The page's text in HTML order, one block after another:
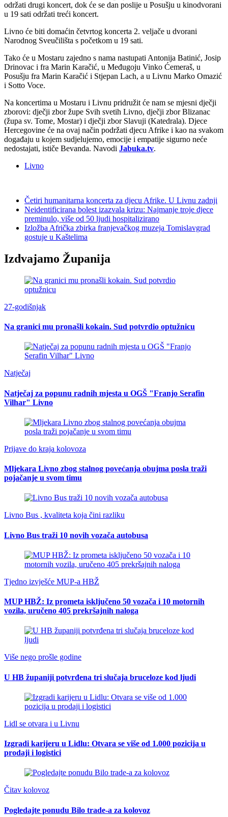
održati drugi koncert, dok će se dan poslije u Posušju u kinodvorani
u 19 sati održati treći koncert.
Livno će biti domaćin četvrtog koncerta 2. veljače u dvorani
Narodnog Sveučilišta s početkom u 19 sati.
Tako će u Mostaru zajedno s nama nastupati Antonija Batinić, Josip
Drinovac i fra Marin Karačić, u Međugoju Vinko Ćemeraš, u
Posušju fra Marin Karačić i Stjepan Lach, a u Livnu Marko Omazić
i Sotto Voce.
Na koncertima u Mostaru i Livnu pridružit će nam se mjesni dječji
zborovi: dječji zbor župe Svih svetih Livno, dječji zbor Blizanac
(župa sv. Tome, Mostar) i dječji zbor Slavuji (Katedrala). Djece
Hercegovine će na ovaj način podržati djecu Afrike i kao na svakom
događaju u kojem sudjelujemo, emocije i empatije sigurno neće
nedostajati, ističe Bevanda. Navodi Jabuka.tv.
Livno
Četiri humanitarna koncerta za djecu Afrike. U Livnu zadnji
Neidentificirana bolest izazvala krizu: Najmanje troje djece
preminulo, više od 50 ljudi hospitalizirano
Izložba Afrička zbirka franjevačkog muzeja Tomislavgrad
gostuje u Kaštelima
Izdvajamo Županija
27-godišnjak
Na granici mu pronašli kokain. Sud potvrdio optužnicu
Natječaj
Natječaj za popunu radnih mjesta u OGŠ "Franjo Serafin
Vilhar" Livno
Prijave do kraja kolovoza
Mljekara Livno zbog stalnog povećanja obujma posla traži
pojačanje u svom timu
Livno Bus , kvaliteta koja čini razliku
Livno Bus traži 10 novih vozača autobusa
Tjedno izvješće MUP-a HBŽ
MUP HBŽ: Iz prometa isključeno 50 vozača i 10 motornih
vozila, uručeno 405 prekršajnih naloga
Više nego prošle godine
U HB županiji potvrđena tri slučaja bruceloze kod ljudi
Lidl se otvara i u Livnu
Izgradi karijeru u Lidlu: Otvara se više od 1.000 pozicija u
prodaji i logistici
Čitav kolovoz
Pogledajte ponudu Bilo trade-a za kolovoz